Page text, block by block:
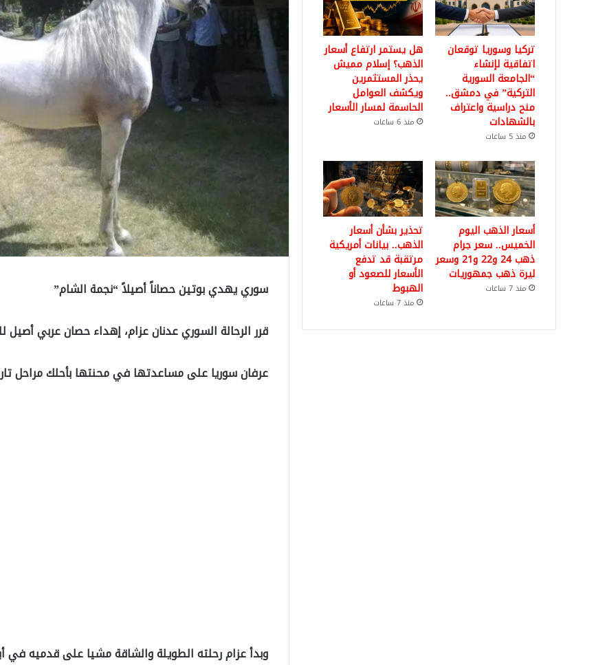
سوري يهدي بوتين حصاناً أصيلاً “نجمة الشام”
قرر الرحالة السوري عدنان عزام، إهداء حصان عربي أصيل
عرفان سوريا على مساعدتها في محنتها بأحلك مراحل
وبدأ عزام رحلته الطويلة والشاقة مشيا على قدميه في
تركيا وسوريا توقعان
اتفاقية لإنشاء
“الجامعة السورية
التركية” في دمشق..
منح دراسية واعتراف
بالشهادات
منذ 5 ساعات
هل يستمر ارتفاع أسعار
الذهب؟ إسلام مميش
يحذر المستثمرين
ويكشف العوامل
الحاسمة لمسار الأسعار
منذ 6 ساعات
أسعار الذهب اليوم
الخميس.. سعر جرام
ذهب 24 و22 و21 وسعر
ليرة ذهب جمهوريات
منذ 7 ساعات
تحذير بشأن أسعار
الذهب.. بيانات أمريكية
مرتقبة قد تدفع
الأسعار للصعود أو
الهبوط
منذ 7 ساعات